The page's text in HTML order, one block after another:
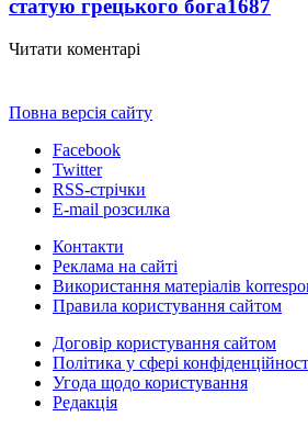
статую грецького бога1687
Читати коментарі
Повна версія сайту
Facebook
Twitter
RSS-стрічки
E-mail розсилка
Контакти
Реклама на сайті
Використання матеріалів
Правила користування сайтом
Договір користування сайтом
Політика у сфері
Угода щодо користування
Редакція